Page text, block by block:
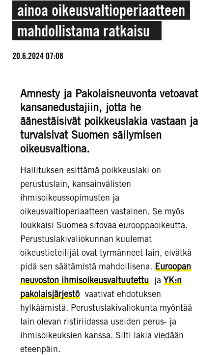
ainoa oikeusvaltioperiaatteen
mahdollistama ratkaisu
20.6.2024 07:08
Amnesty ja Pakolaisneuvonta vetoavat
kansanedustajiin, jotta he
äänestäisivät poikkeuslakia vastaan ja
turvaisivat Suomen säilymisen
oikeusvaltiona.
Hallituksen esittämä poikkeuslaki on
perustuslain, kansainvälisten
ihmisoikeussopimusten ja
oikeusvaltioperiaatteen vastainen. Se myös
loukkaisi Suomea sitovaa eurooppaoikeutta.
Perustuslakivaliokunnan kuulemat
oikeustieteilijät ovat tyrmänneet lain, eivätkä
pidä sen säätämistä mahdollisena. Euroopan
neuvoston ihmisoikeusvaltuutettu
ja YK:n
pakolaisjärjestö vaativat ehdotuksen
hylkäämistä. Perustuslakivaliokunta myöntää
lain olevan ristiriidassa useiden perus- ja
ihmisoikeuksien kanssa. Silti lakia viedään
eteenpäin.